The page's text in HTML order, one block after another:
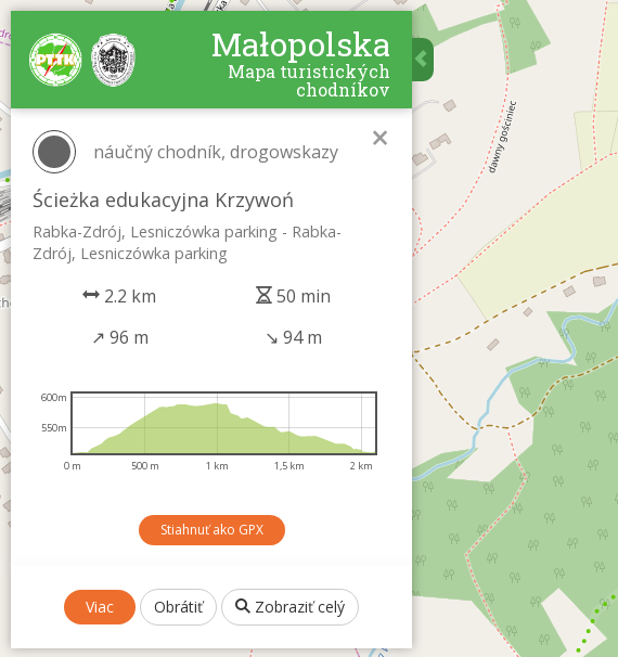
Małopolska
Mapa turistických
chodníkov
×
náučný chodník, drogowskazy
Ścieżka edukacyjna Krzywoń
Rabka-Zdrój, Lesniczówka parking - Rabka-
Zdrój, Lesniczówka parking
2.2 km
50 min
↗ 96 m ↘ 94 m
0 m 500 m 1 km 1,5 km 2 km
550m
600m
Stiahnuť ako GPX
Viac Obrátiť Zobraziť celý